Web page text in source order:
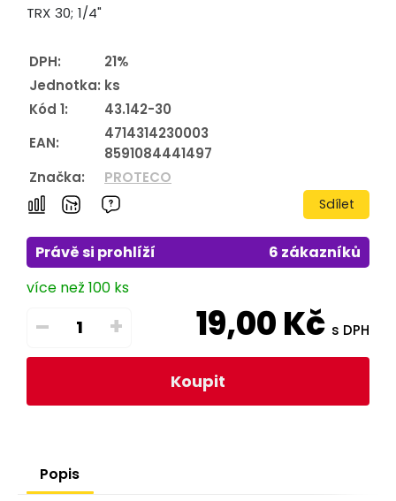
TRX 30; 1/4"
DPH:
21%
Jednotka: ks
Kód 1:
43.142-30
EAN:
4714314230003
8591084441497
Značka:
PROTECO
Sdílet
Právě si prohlíží
6 zákazníků
více než 100 ks
– + 19,00Kč s DPH
Koupit
Popis